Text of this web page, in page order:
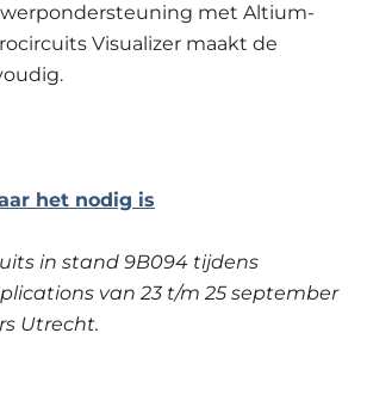
met Altium-
Visualizer maakt de
in stand 9B094 tijdens
van 23 t/m 25 september
Utrecht.